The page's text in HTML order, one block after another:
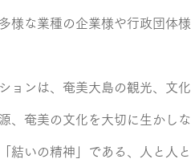
様な業種の企業様や行政団体
ョンは、奄美大島の観光、文
、奄美の文化を大切に生かし
結いの精神」である、人と人